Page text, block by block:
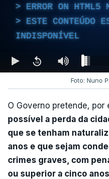
ERROR ON HTML5
ESTE CONTEÚDO
INDISPONÍVEL
Foto: Nuno
O Governo pretende, por
possível a perda da
que se tenham
anos e que sejam
crimes graves, com
ou superior a cinco anos